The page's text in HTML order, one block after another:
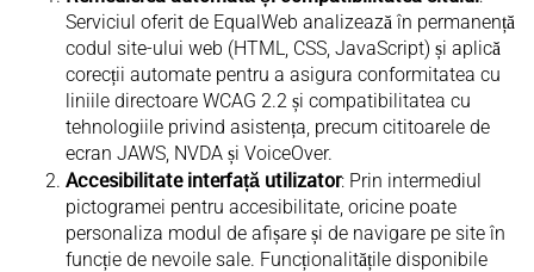
Serviciul oferit de EqualWeb analizează în permanență
codul site-ului web (HTML, CSS, JavaScript) și aplică
corecții automate pentru a asigura conformitatea cu
liniile directoare WCAG 2.2 și compatibilitatea cu
tehnologiile privind asistența, precum cititoarele de
ecran JAWS, NVDA și VoiceOver.
Accesibilitate interfață utilizator: Prin intermediul
pictogramei pentru accesibilitate, oricine poate
personaliza modul de afișare și de navigare pe site în
funcție de nevoile sale. Funcționalitățile disponibile